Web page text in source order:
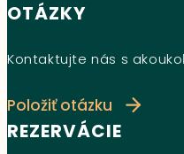
OTÁZKY
Kontaktujte nás s
Položiť otázku
REZERVÁCIE